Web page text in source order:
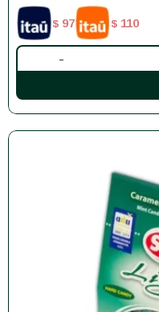
$ 97 $ 110
-